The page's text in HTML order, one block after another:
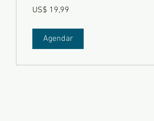
Dólares
US$ 19,99
Agendar